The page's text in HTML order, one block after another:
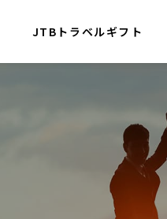
JTBトラベルギフト